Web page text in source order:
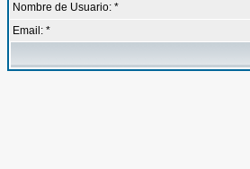
Nombre de Usuario: *
Email: *